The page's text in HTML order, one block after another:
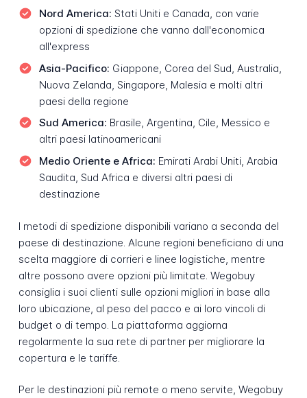
Nord America: Stati Uniti e Canada, con varie
opzioni di spedizione che vanno dall'economica
all'express
Asia-Pacifico: Giappone, Corea del Sud, Australia,
Nuova Zelanda, Singapore, Malesia e molti altri
paesi della regione
Sud America: Brasile, Argentina, Cile, Messico e
altri paesi latinoamericani
Medio Oriente e Africa: Emirati Arabi Uniti, Arabia
Saudita, Sud Africa e diversi altri paesi di
destinazione
I metodi di spedizione disponibili variano a seconda del
paese di destinazione. Alcune regioni beneficiano di una
scelta maggiore di corrieri e linee logistiche, mentre
altre possono avere opzioni più limitate. Wegobuy
consiglia i suoi clienti sulle opzioni migliori in base alla
loro ubicazione, al peso del pacco e ai loro vincoli di
budget o di tempo. La piattaforma aggiorna
regolarmente la sua rete di partner per migliorare la
copertura e le tariffe.
Per le destinazioni più remote o meno servite, Wegobuy